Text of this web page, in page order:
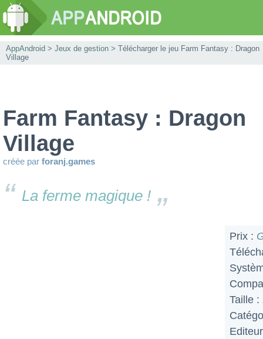
AppAndroid > Jeux de gestion > Télécharger le jeu Farm Fantasy : Dragon
Village
Farm Fantasy : Dragon
Village
créée par foranj.games
La ferme magique !
Prix :
Taille :